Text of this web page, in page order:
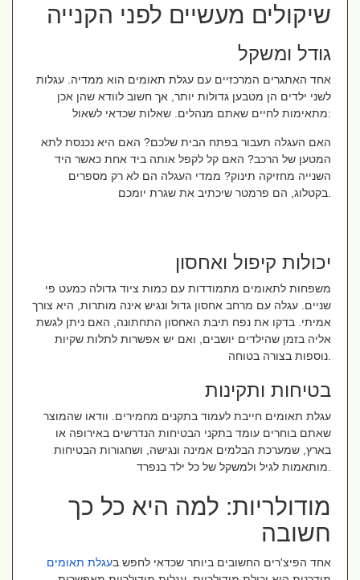
שיקולים מעשיים לפני הקנייה
גודל ומשקל
אחד האתגרים המרכזיים עם עגלת תאומים הוא ממדיה. עגלות
לשני ילדים הן מטבען גדולות יותר, אך חשוב לוודא שהן אכן
האם העגלה תעבור בפתח הבית שלכם? האם היא נכנסת לתא
המטען של הרכב? האם קל לקפל אותה ביד אחת כאשר היד
השנייה מחזיקה תינוק? ממדי העגלה הם לא רק מספרים
יכולות קיפול ואחסון
משפחות לתאומים מתמודדות עם כמות ציוד גדולה כמעט פי
שניים. עגלה עם מרחב אחסון גדול ונגיש אינה מותרות, היא צורך
אמיתי. בדקו את נפח תיבת האחסון התחתונה, האם ניתן לגשת
אליה בזמן שהילדים יושבים, ואם יש אפשרות לתלות שקיות
בטיחות ותקינות
עגלת תאומים חייבת לעמוד בתקנים מחמירים. וודאו שהמוצר
שאתם בוחרים עומד בתקני הבטיחות הנדרשים באירופה או
בארץ, שמערכת הבלמים אמינה ונגישה, ושחגורות הבטיחות
מודולריות: למה היא כל כך
חשובה
אחד הפיצ'רים החשובים ביותר שכדאי לחפש בעגלת תאומים